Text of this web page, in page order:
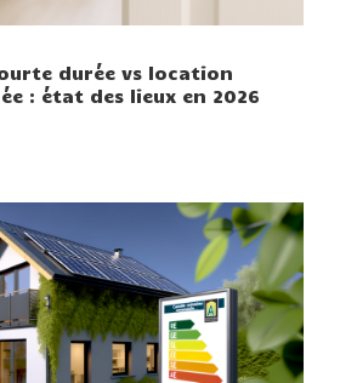
durée vs location
: état des lieux en 2026